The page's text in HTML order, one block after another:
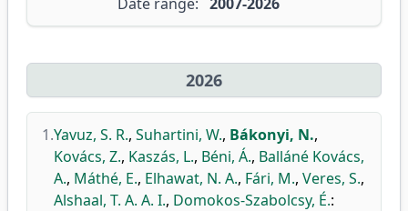
2026
1.Yavuz, S. R., Suhartini, W., Bákonyi, N.,
Kovács, Z., Kaszás, L., Béni, Á., Balláné Kovács,
A., Máthé, E., Elhawat, N. A., Fári, M., Veres, S.,
Alshaal, T. A. A. I., Domokos-Szabolcsy, É.: